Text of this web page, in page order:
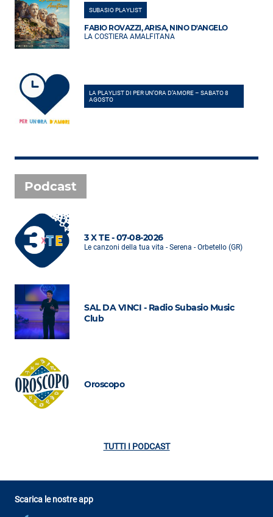
SUBASIO PLAYLIST
FABIO ROVAZZI, ARISA, NINO D'ANGELO
LA COSTIERA AMALFITANA
LA PLAYLIST DI PER UN’ORA D’AMORE – SABATO 8
AGOSTO
Podcast
3 X TE - 07-08-2026
Le canzoni della tua vita - Serena - Orbetello (GR)
SAL DA VINCI - Radio Subasio Music
Club
Oroscopo
TUTTI I PODCAST
Scarica le nostre app